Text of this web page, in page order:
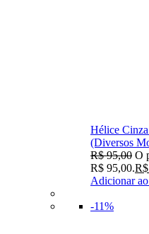
Hélice
(Diversos
R$95,00 O
R$ 95,00.R$
Adicionar
-11%